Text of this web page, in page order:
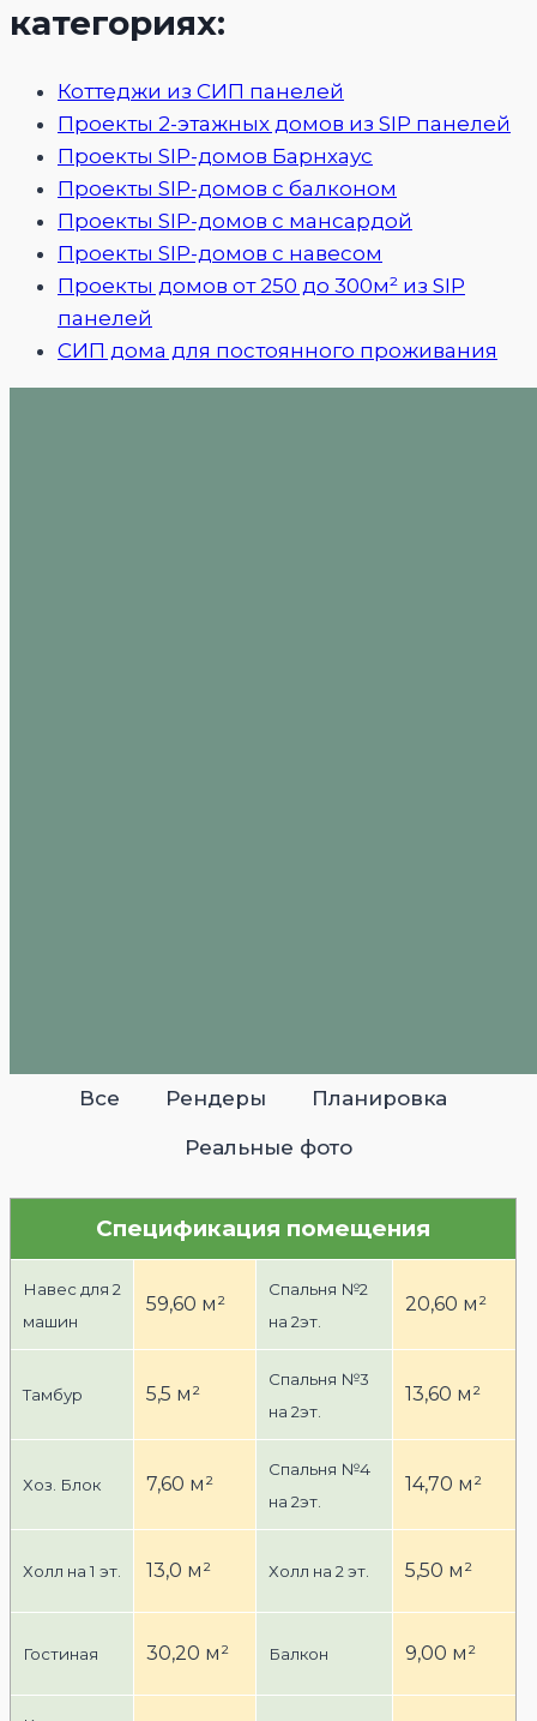
категориях:
Коттеджи из СИП панелей
Проекты 2-этажных домов из SIP панелей
Проекты SIP-домов Барнхаус
Проекты SIP-домов с балконом
Проекты SIP-домов с мансардой
Проекты SIP-домов с навесом
Проекты домов от 250 до 300м² из SIP
панелей
СИП дома для постоянного проживания
Все Рендеры Планировка
Реальные фото
1
3
4
9
22
5
6
7
8
photo_2022-08-03_05-06-41 (2)
photo_2022-12-12_11-00-13 (2)
photo_2022-12-12_11-00-13
Спецификация помещения
Навес для 2
машин
59,60 м²
Спальня №2
на 2эт.
20,60 м²
Тамбур 5,5 м²
Спальня №3
на 2эт.
13,60 м²
Хоз. Блок 7,60 м²
Спальня №4
на 2эт.
14,70 м²
Холл на 1 эт. 13,0 м² Холл на 2 эт. 5,50 м²
Гостиная 30,20 м² Балкон 9,00 м²